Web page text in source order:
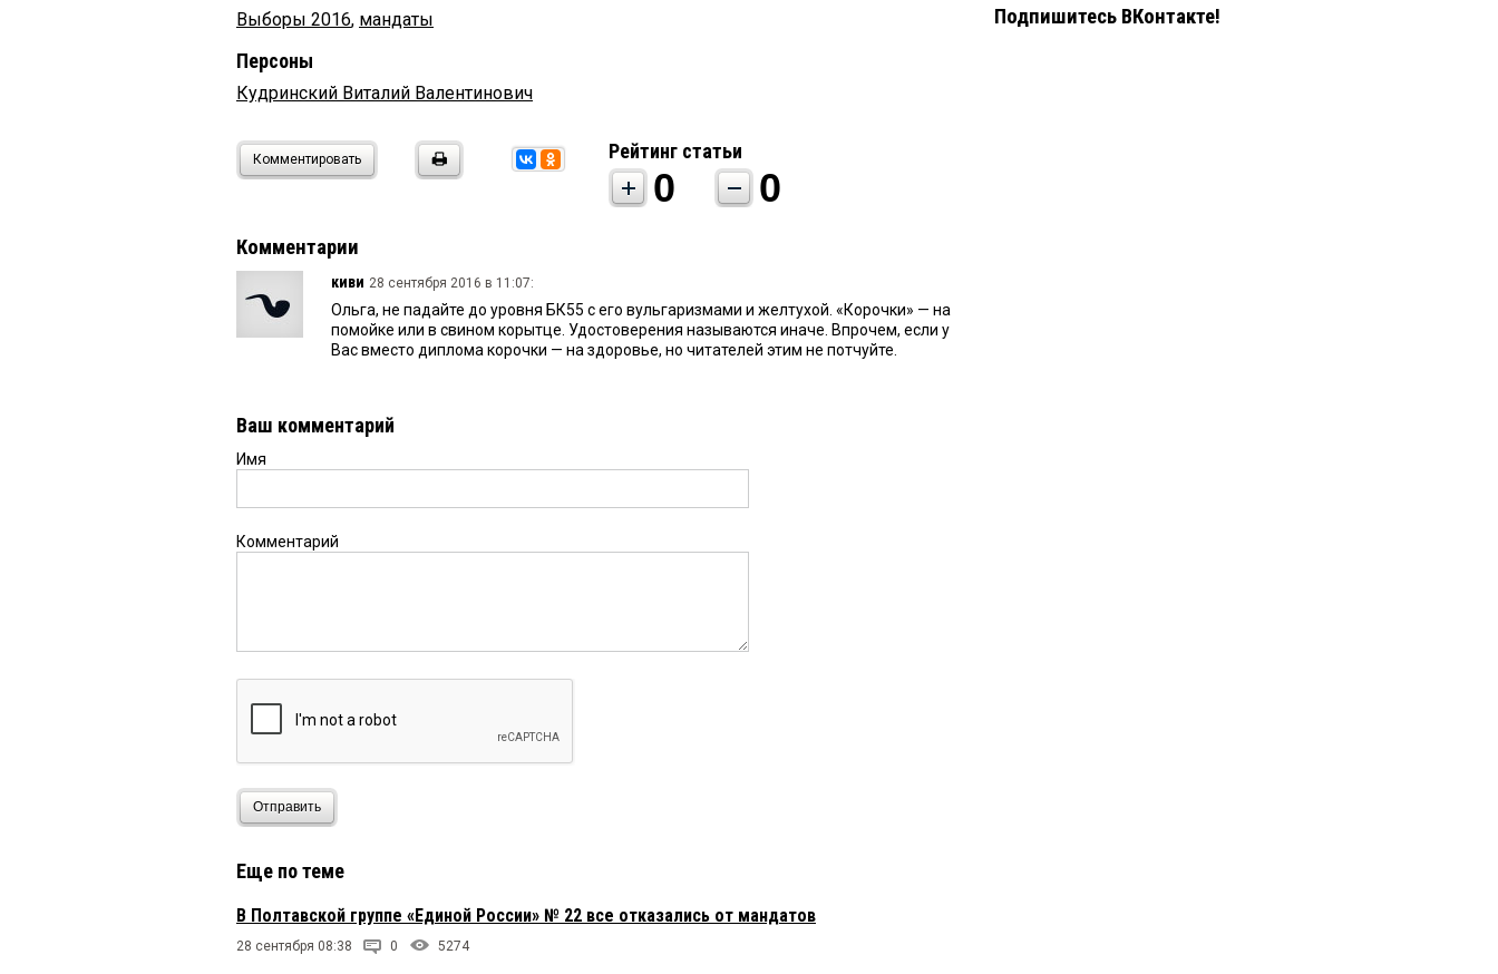
Выборы 2016, мандаты
Персоны
Кудринский Виталий Валентинович
Комментировать Рейтинг статьи
0 0
Комментарии
киви 28 сентября 2016 в 11:07:
Ольга, не падайте до уровня БК55 с его вульгаризмами и желтухой. «Корочки» — на
помойке или в свином корытце. Удостоверения называются иначе. Впрочем, если у
Вас вместо диплома корочки — на здоровье, но читателей этим не потчуйте.
Ваш комментарий
Имя
Комментарий
Отправить
Еще по теме
В Полтавской группе «Единой России» № 22 все отказались от мандатов
28 сентября 08:38 0 5274
Подпишитесь ВКонтакте!